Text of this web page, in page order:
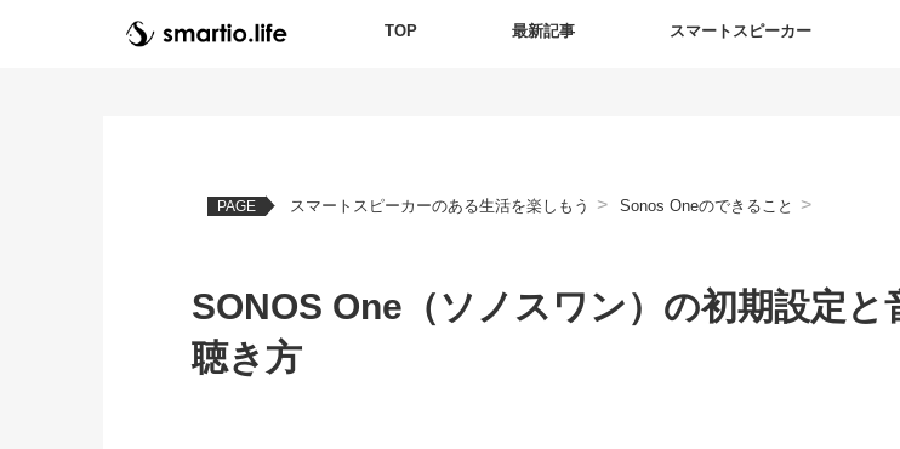
TOP 最新記事 スマートスピーカー
PAGE スマートスピーカーのある生活を楽しもう > Sonos Oneのできること >
SONOS One（ソノスワン）の初期設定と
聴き方